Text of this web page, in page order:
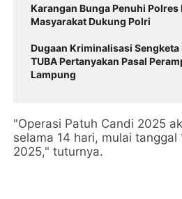
Karangan Bunga Penuhi Polres
Masyarakat Dukung Polri
Dugaan Kriminalisasi Sengketa
TUBA Pertanyakan Pasal
Lampung
"Operasi Patuh Candi 2025
selama 14 hari, mulai tanggal
2025," tuturnya.